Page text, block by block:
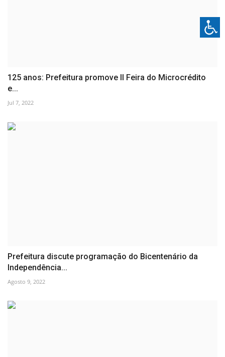
125 anos: Prefeitura promove II Feira do Microcrédito
e...
Jul 7, 2022
Prefeitura discute programação do Bicentenário da
Independência...
Agosto 9, 2022